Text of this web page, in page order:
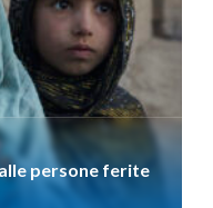
persone ferite